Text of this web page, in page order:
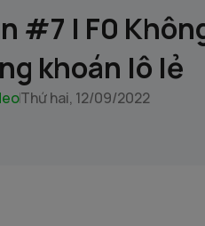
#7 | F0
khoán lô lẻ
Thứ hai, 12/09/2022